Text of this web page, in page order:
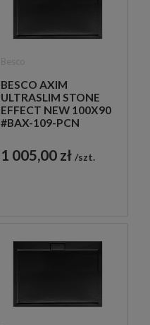
BESCO AXIM
ULTRASLIM STONE
EFFECT NEW 100X90
#BAX-109-PCN
KOMPOZYTOWY
PROSTOKĄTNY
1 005,00 zł szt.